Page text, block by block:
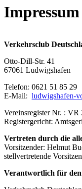
Impressum
Verkehrsclub
Otto-Dill-Str. 41
67061 Ludwigshafen
Telefon: 0621 51 85 29
E-Mail: ludwigshafen-
Vereinsregister Nr. : VR
Registergericht:
Vertreten durch die
Vorsitzender: Helmut
stellvertretende
Verantwortlich für